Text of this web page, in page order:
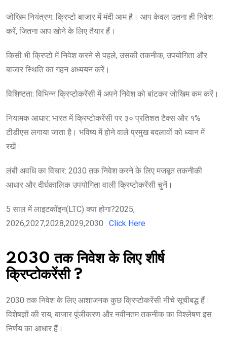
जोखिम नियंत्रण: क्रिप्टो बाजार में मंदी आम है। आप केवल उतना ही निवेश
करें, जितना आप खोने के लिए तैयार हैं।
किसी भी क्रिप्टो में निवेश करने से पहले, उसकी तकनीक, उपयोगिता और
बाजार स्थिति का गहन अध्ययन करें।
विशिष्टता: विभिन्न क्रिप्टोकरेंसी में अपने निवेश को बांटकर जोखिम कम करें।
नियामक आधार: भारत में क्रिप्टोकरेंसी पर ३० प्रतिशत टैक्स और १%
टीडीएस लगाया जाता है। भविष्य में होने वाले प्रमुख बदलावों को ध्यान में
रखें।
लंबी अवधि का विचार: 2030 तक निवेश करने के लिए मजबूत तकनीकी
आधार और दीर्घकालिक उपयोगिता वाली क्रिप्टोकरेंसी चुनें।
5 साल में लाइटकॉइन(LTC) क्या होगा?2025,
2026,2027,2028,2029,2030 . Click Here
2030 तक निवेश के लिए शीर्ष
क्रिप्टोकरेंसी ?
2030 तक निवेश के लिए आशाजनक कुछ क्रिप्टोकरेंसी नीचे सूचीबद्ध हैं।
विशेषज्ञों की राय, बाजार पूंजीकरण और नवीनतम तकनीक का विश्लेषण इस
निर्णय का आधार हैं।